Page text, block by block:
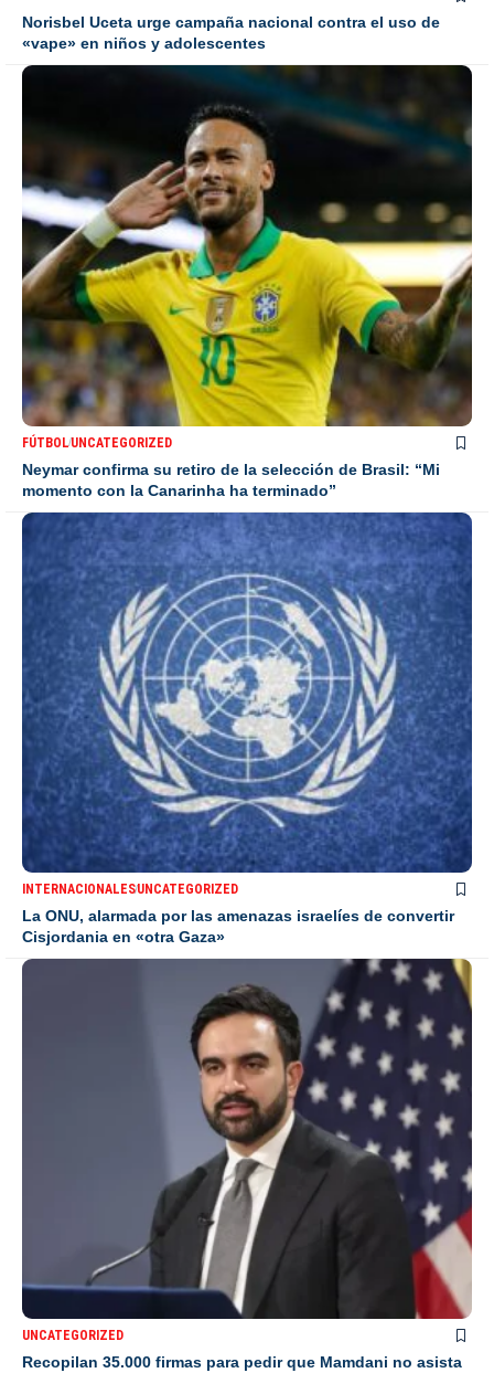
Norisbel Uceta urge campaña nacional contra el uso de
«vape» en niños y adolescentes
FÚTBOLUNCATEGORIZED
Neymar confirma su retiro de la selección de Brasil: “Mi
momento con la Canarinha ha terminado”
INTERNACIONALESUNCATEGORIZED
La ONU, alarmada por las amenazas israelíes de convertir
Cisjordania en «otra Gaza»
UNCATEGORIZED
Recopilan 35.000 firmas para pedir que Mamdani no asista